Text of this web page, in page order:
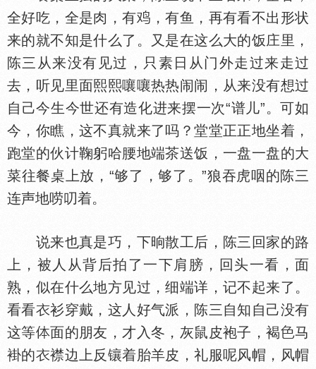
全好吃，全是肉，有
，有鱼，再有看不出形状
来的就不知是什么了。又是在这么大的饭庄里，
陈三从来没有见过，只素日从门外走过来走过
去，听见里面熙熙嚷嚷热热闹闹，从来没有想过
自己今生今世还有造化进来摆一次“谱儿”。可如
今，你瞧，这不真就来了吗？堂堂正正地坐着，
跑堂的伙计鞠躬哈腰地端茶送饭，一盘一盘的大
菜往餐桌上放，“够了，够了。”狼吞虎咽的陈三
连声地唠叨着。
说来也真是巧，下晌散工后，陈三回家的路
上，被人从背后拍了一下肩膀，回头一看，面
熟，似在什么地方见过，细端详，记不起来了。
看看
衫穿戴，这人好气派，陈三自知自己没有
这等
面的朋友，才入冬，灰鼠皮袍子，褐
马
褂的
襟边上反镶着胎羊皮，礼服呢风帽，风帽